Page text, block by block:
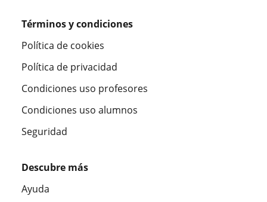
Términos y condiciones
Política de cookies
Política de privacidad
Condiciones uso profesores
Condiciones uso alumnos
Seguridad
Descubre más
Ayuda